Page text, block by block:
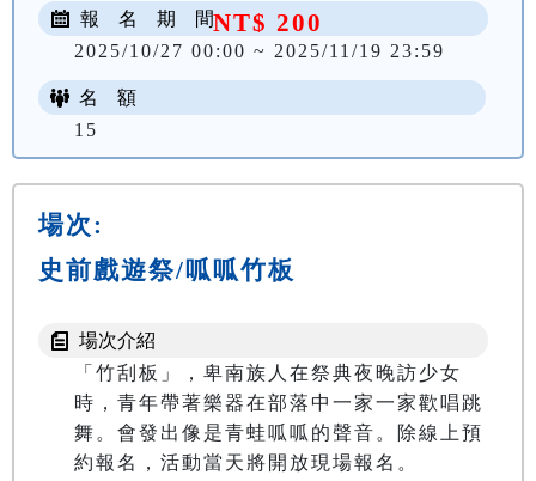
NT$ 200
報 名 期 間
2025/10/27 00:00 ~ 2025/11/19 23:59
名 額
15
場次:
史前戲遊祭/呱呱竹板
場次介紹
「竹刮板」，卑南族人在祭典夜晚訪少女
時，青年帶著樂器在部落中一家一家歡唱跳
舞。會發出像是青蛙呱呱的聲音。除線上預
約報名，活動當天將開放現場報名。